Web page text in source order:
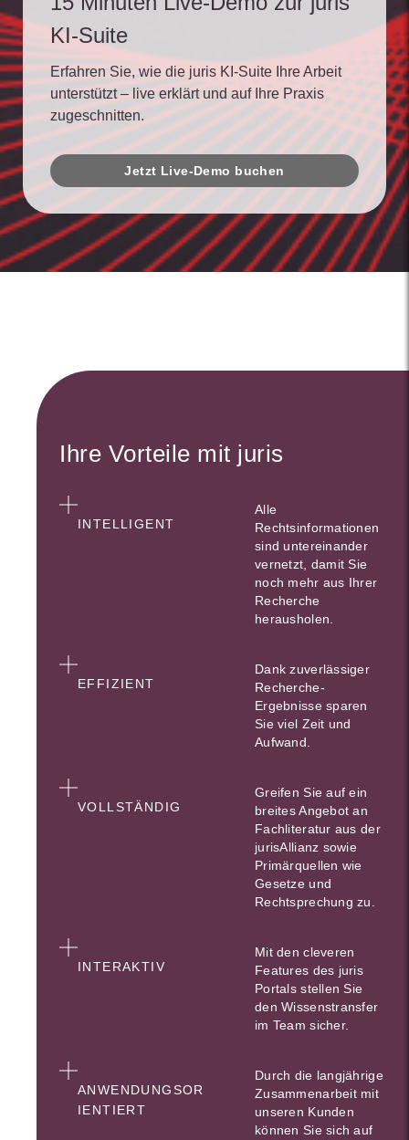
KI-Suite
Erfahren Sie, wie die juris KI-Suite Ihre Arbeit
unterstützt – live erklärt und auf Ihre Praxis
zugeschnitten.
Jetzt Live-Demo buchen
Ihre Vorteile mit juris
INTELLIGENT
Alle
Rechtsinformationen
sind untereinander
vernetzt, damit Sie
noch mehr aus Ihrer
Recherche
herausholen.
EFFIZIENT
Dank zuverlässiger
Recherche-
Ergebnisse sparen
Sie viel Zeit und
Aufwand.
VOLLSTÄNDIG
Greifen Sie auf ein
breites Angebot an
Fachliteratur aus der
jurisAllianz sowie
Primärquellen wie
Gesetze und
Rechtsprechung zu.
INTERAKTIV
Mit den cleveren
Features des juris
Portals stellen Sie
den Wissenstransfer
im Team sicher.
ANWENDUNGSOR
IENTIERT
Durch die langjährige
Zusammenarbeit mit
unseren Kunden
können Sie sich auf